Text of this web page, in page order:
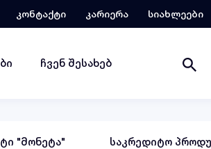
კონტაქტი კარიერა სიახლეები
ჩვენ შესახებ
"მონეტა" საკრედიტო